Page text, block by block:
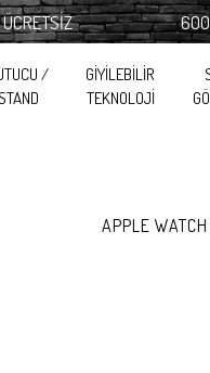
600 TL
/
GİYİLEBİLİR
TEKNOLOJİ
APPLE